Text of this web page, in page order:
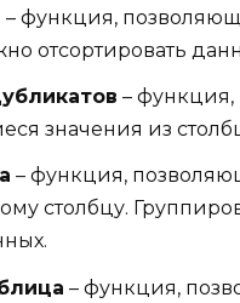
– функция,
отсортировать
– функция,
значения из
– функция,
столбцу.
– функция,